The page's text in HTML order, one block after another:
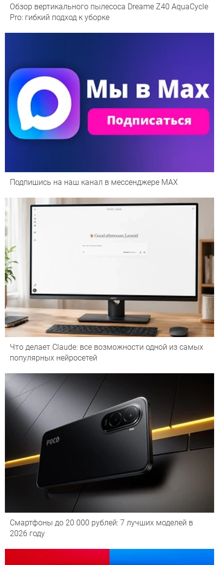
Обзор вертикального пылесоса Dreame Z40 AquaCycle
Pro: гибкий подход к уборке
Подпишись на наш канал в мессенджере МАХ
Что делает Сlaude: все возможности одной из самых
популярных нейросетей
Смартфоны до 20 000 рублей: 7 лучших моделей в
2026 году